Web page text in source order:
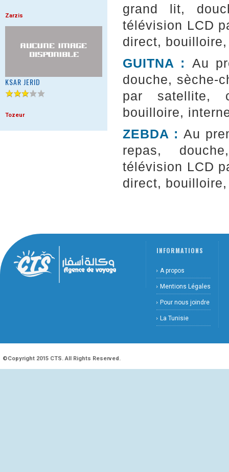
Zarzis
KSAR JERID
Tozeur
grand lit,
télévision LCD
direct,
GUITNA : Au
douche, sèche-
par satellite,
bouilloire,
ZEBDA : Au
repas,
télévision LCD
direct,
INFORMATIONS
A propos
Mentions Légales
Pour nous joindre
La Tunisie
©Copyright 2015 CTS. All Rights Reserved.